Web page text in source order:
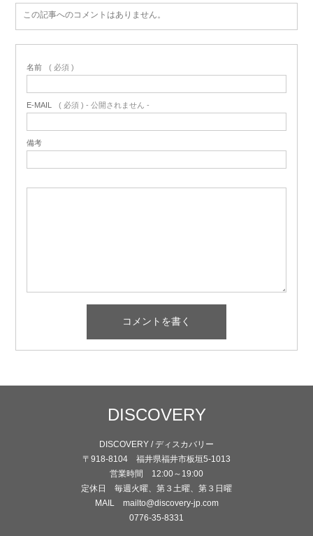
この記事へのコメントはありません。
名前 ( 必須 )
E-MAIL ( 必須 ) - 公開されません -
備考
DISCOVERY
DISCOVERY / ディスカバリー
〒918-8104 福井県福井市板垣5-1013
営業時間 12:00～19:00
定休日 毎週火曜、第３土曜、第３日曜
MAIL mailto@discovery-jp.com
0776-35-8331